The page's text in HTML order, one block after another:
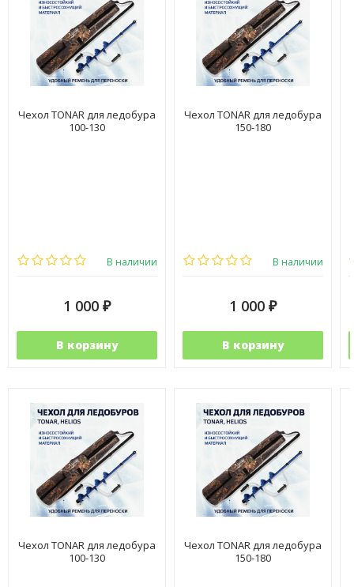
Чехол TONAR для ледобура
100-130
В наличии
1 000 ₽
В корзину
Чехол TONAR для ледобура
150-180
В наличии
1 000 ₽
В корзину
Чехол TONAR для ледобура
100-130
Чехол TONAR для ледобура
150-180